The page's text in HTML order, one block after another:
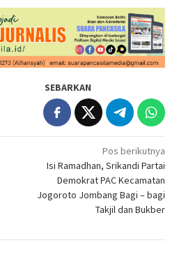
SEBARKAN
Pos berikutnya
Isi Ramadhan, Srikandi Partai
Demokrat PAC Kecamatan
Jogoroto Jombang Bagi – bagi
Takjil dan Bukber